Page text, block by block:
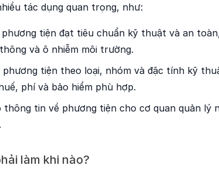
tác dụng quan trọng, như:
tiện đạt tiêu chuẩn kỹ thuật và an
và ô nhiễm môi trường.
phương tiện theo loại, nhóm và đặc tính kỹ
phí và bảo hiểm phù hợp.
thông tin về phương tiện cho cơ quan quản lý
làm khi nào?